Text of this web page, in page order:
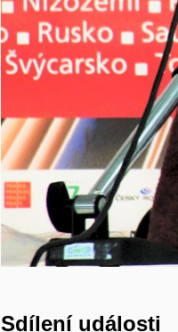
Sdílení události